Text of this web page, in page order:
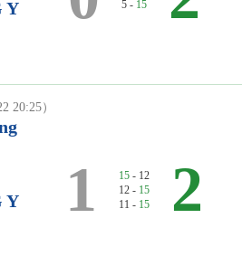
Y
5 - 15
20:25）
Y
1 15 - 12
12 - 15
11 - 15 2